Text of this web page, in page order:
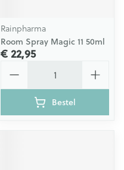
Rainpharma
Room Spray Magic 11 50ml
€ 22,95
Bestel